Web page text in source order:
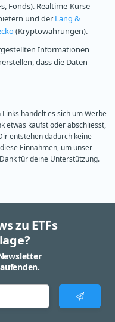
Fonds). Realtime-Kurse –
und der Lang &
(Kryptowährungen).
Informationen
dass die Daten
handelt es sich um Werbe-
etwas kaufst oder abschliesst,
entstehen dadurch keine
Einnahmen, um unser
für deine Unterstützung.
zu ETFs